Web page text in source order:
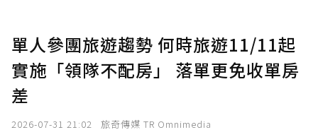
單人參團旅遊趨勢 何時旅遊11/11起
實施「領隊不配房」 落單更免收單房
差
2026-07-31 21:02 旅奇傳媒 TR Omnimedia